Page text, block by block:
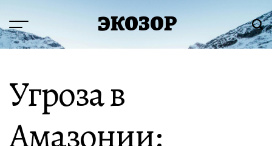
содержимому
Меню ЭКОЗОР
Угроза в
Амазонии: